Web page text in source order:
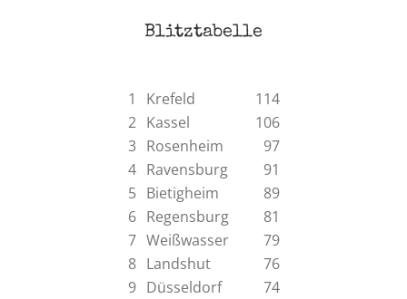
Blitztabelle
1 Krefeld
114
2 Kassel
106
3 Rosenheim
97
4 Ravensburg
91
5 Bietigheim
89
6 Regensburg
81
7 Weißwasser
79
8 Landshut
76
9 Düsseldorf
74